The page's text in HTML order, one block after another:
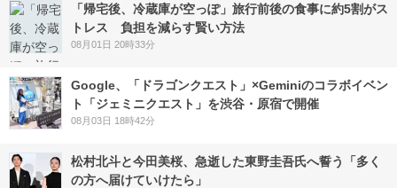
「帰宅後、冷蔵庫が空っぽ」旅行前後の食事に約5割がス
トレス 負担を減らす賢い方法
08月01日 20時33分
Google、「ドラゴンクエスト」×Geminiのコラボイベン
ト「ジェミニクエスト」を渋谷・原宿で開催
08月03日 18時42分
松村北斗と今田美桜、急逝した東野圭吾氏へ誓う「多く
の方へ届けていけたら」